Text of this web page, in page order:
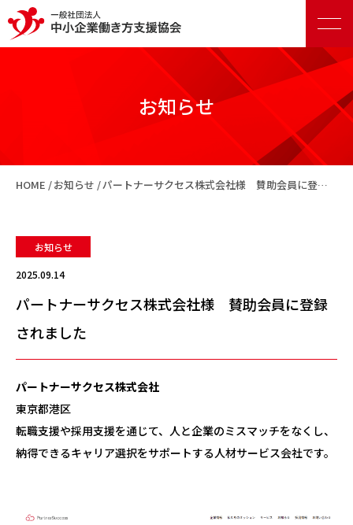
お知らせ
HOME お知らせ パートナーサクセス株式会社様 賛助会員に登録されました
お知らせ
2025.09.14
パートナーサクセス株式会社様 賛助会員に登録
されました
パートナーサクセス株式会社
東京都港区
転職支援や採用支援を通じて、人と企業のミスマッチをなくし、
納得できるキャリア選択をサポートする人材サービス会社です。